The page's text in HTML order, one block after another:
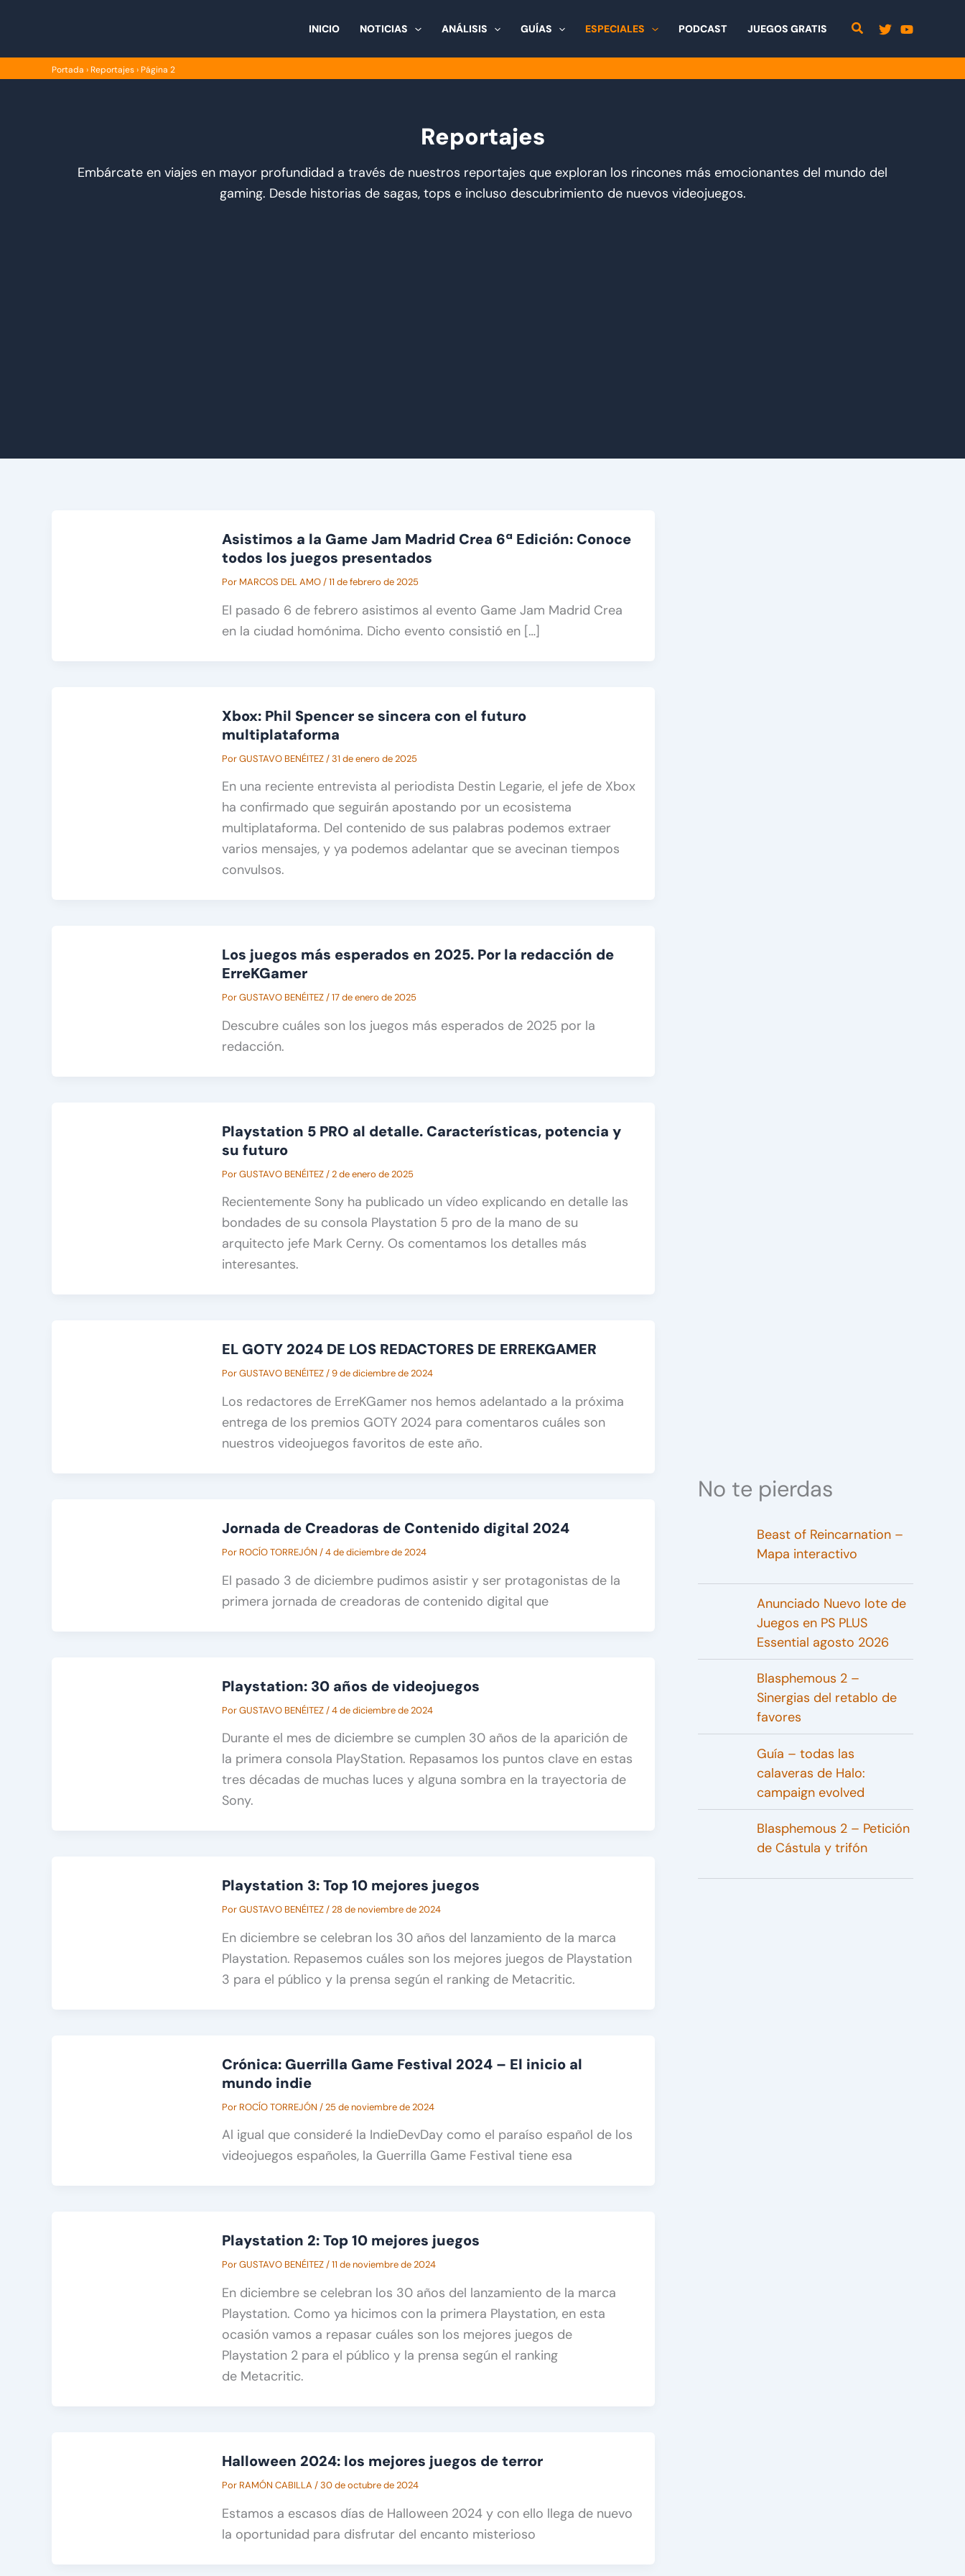
INICIO NOTICIAS ANÁLISIS GUÍAS ESPECIALES PODCAST JUEGOS GRATIS
Portada ›Reportajes›Página 2
Reportajes
Embárcate en viajes en mayor profundidad a través de nuestros reportajes que exploran los rincones más emocionantes del mundo del
gaming. Desde historias de sagas, tops e incluso descubrimiento de nuevos videojuegos.
Asistimos a la Game Jam Madrid Crea 6ª Edición: Conoce
todos los juegos presentados
Por MARCOS DEL AMO/11 de febrero de 2025
El pasado 6 de febrero asistimos al evento Game Jam Madrid Crea
en la ciudad homónima. Dicho evento consistió en […]
Xbox: Phil Spencer se sincera con el futuro
multiplataforma
PorGUSTAVO BENÉITEZ/31 de enero de 2025
En una reciente entrevista al periodista Destin Legarie, el jefe de Xbox
ha confirmado que seguirán apostando por un ecosistema
multiplataforma. Del contenido de sus palabras podemos extraer
varios mensajes, y ya podemos adelantar que se avecinan tiempos
convulsos.
Los juegos más esperados en 2025. Por la redacción de
ErreKGamer
PorGUSTAVO BENÉITEZ/17 de enero de 2025
Descubre cuáles son los juegos más esperados de 2025 por la
redacción.
Playstation 5 PRO al detalle. Características, potencia y
su futuro
PorGUSTAVO BENÉITEZ/2 de enero de 2025
Recientemente Sony ha publicado un vídeo explicando en detalle las
bondades de su consola Playstation 5 pro de la mano de su
arquitecto jefe Mark Cerny. Os comentamos los detalles más
interesantes.
EL GOTY 2024 DE LOS REDACTORES DE ERREKGAMER
PorGUSTAVO BENÉITEZ/9 de diciembre de 2024
Los redactores de ErreKGamer nos hemos adelantado a la próxima
entrega de los premios GOTY 2024 para comentaros cuáles son
nuestros videojuegos favoritos de este año.
Jornada de Creadoras de Contenido digital 2024
Por ROCÍO TORREJÓN /4 de diciembre de 2024
El pasado 3 de diciembre pudimos asistir y ser protagonistas de la
primera jornada de creadoras de contenido digital que
Playstation: 30 años de videojuegos
PorGUSTAVO BENÉITEZ/4 de diciembre de 2024
Durante el mes de diciembre se cumplen 30 años de la aparición de
la primera consola PlayStation. Repasamos los puntos clave en estas
tres décadas de muchas luces y alguna sombra en la trayectoria de
Sony.
Playstation 3: Top 10 mejores juegos
PorGUSTAVO BENÉITEZ/28 de noviembre de 2024
En diciembre se celebran los 30 años del lanzamiento de la marca
Playstation. Repasemos cuáles son los mejores juegos de Playstation
3 para el público y la prensa según el ranking de Metacritic.
Crónica: Guerrilla Game Festival 2024 – El inicio al
mundo indie
Por ROCÍO TORREJÓN /25 de noviembre de 2024
Al igual que consideré la IndieDevDay como el paraíso español de los
videojuegos españoles, la Guerrilla Game Festival tiene esa
Playstation 2: Top 10 mejores juegos
PorGUSTAVO BENÉITEZ/11 de noviembre de 2024
En diciembre se celebran los 30 años del lanzamiento de la marca
Playstation. Como ya hicimos con la primera Playstation, en esta
ocasión vamos a repasar cuáles son los mejores juegos de
Playstation 2 para el público y la prensa según el ranking
de Metacritic.
Halloween 2024: los mejores juegos de terror
Por RAMÓN CABILLA /30 de octubre de 2024
Estamos a escasos días de Halloween 2024 y con ello llega de nuevo
la oportunidad para disfrutar del encanto misterioso
No te pierdas
Beast of Reincarnation –
Mapa interactivo
Anunciado Nuevo lote de
Juegos en PS PLUS
Essential agosto 2026
Blasphemous 2 –
Sinergias del retablo de
favores
Guía – todas las
calaveras de Halo:
campaign evolved
Blasphemous 2 – Petición
de Cástula y trifón